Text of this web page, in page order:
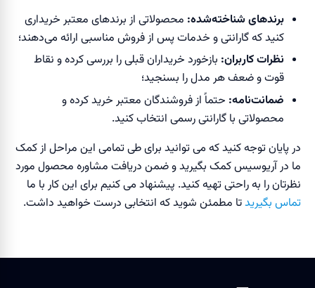
برندهای شناخته‌شده: محصولاتی از برندهای معتبر خریداری
کنید که گارانتی و خدمات پس از فروش مناسبی ارائه می‌دهند؛
نظرات کاربران: بازخورد خریداران قبلی را بررسی کرده و نقاط
قوت و ضعف هر مدل را بسنجید؛
ضمانت‌نامه: حتماً از فروشندگان معتبر خرید کرده و
محصولاتی با گارانتی رسمی انتخاب کنید.
در پایان توجه کنید که می توانید برای طی تمامی این مراحل از کمک
ما در آریوسیس کمک بگیرید و ضمن دریافت مشاوره محصول مورد
نظرتان را به راحتی تهیه کنید. پیشنهاد می کنیم برای این کار با ما
تماس بگیریدتا مطمئن شوید که انتخابی درست خواهید داشت.